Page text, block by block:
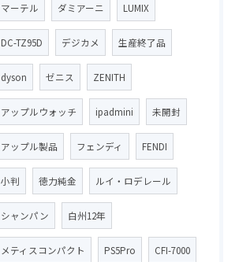
マーテル ダミアーニ LUMIX
DC-TZ95D デジカメ 生産終了品
dyson ゼニス ZENITH
アップルウォッチ ipadmini 未開封
アップル製品 フェンディ FENDI
小判 徳力純金 ルイ・ロデレール
シャンパン 白州12年
メティスコンパクト PS5Pro CFI-7000